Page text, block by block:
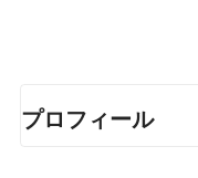
プロフィール